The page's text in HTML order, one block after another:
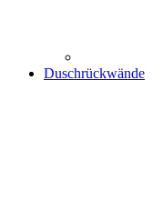
Duschrückwände